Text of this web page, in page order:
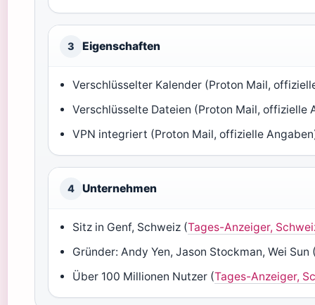
3 Eigenschaften
Verschlüsselter Kalender (Proton Mail,
Verschlüsselte Dateien (Proton Mail, offizielle
VPN integriert (Proton Mail, offizielle
4 Unternehmen
Sitz in Genf, Schweiz (Tages-Anzeiger,
Gründer: Andy Yen, Jason Stockman, Wei Sun
Über 100 Millionen Nutzer (Tages-Anzeiger,